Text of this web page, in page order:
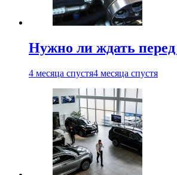
Нужно ли ждать
4 месяца спустя4 месяца спустя